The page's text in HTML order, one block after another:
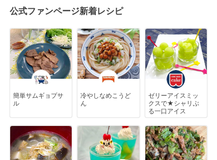
公式ファンページ新着レシピ
簡単サムギョプサ
ル
冷やしなめこうど
ん
ゼリーアイスミッ
クスで★シャリぷ
る一口アイス